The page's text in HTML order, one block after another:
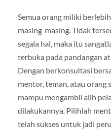
Semua orang miliki
masing-masing. Tidak
segala hal, maka itu
terbuka pada pandangan
Dengan berkonsultasi
mentor, teman, atau orang
mampu mengambil alih
dilakukannya. Pilihlah
telah sukses untuk jadi